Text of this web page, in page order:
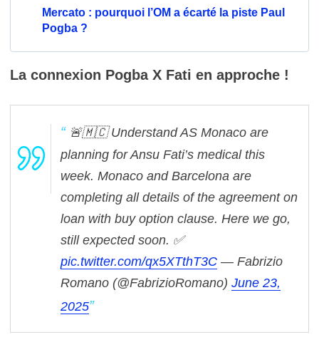
Mercato : pourquoi l’OM a écarté la piste Paul
Pogba ?
La connexion Pogba X Fati en approche !
🚨🇲🇨 Understand AS Monaco are
planning for Ansu Fati’s medical this
week. Monaco and Barcelona are
completing all details of the agreement on
loan with buy option clause. Here we go,
still expected soon. ✅
pic.twitter.com/qx5XTthT3C — Fabrizio
Romano (@FabrizioRomano) June 23,
2025